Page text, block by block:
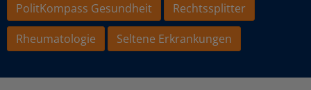
PolitKompass Gesundheit
Rechtssplitter
Rheumatologie
Seltene Erkrankungen